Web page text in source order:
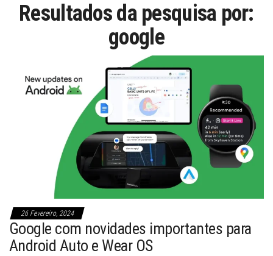
Resultados da pesquisa por:
google
26 Fevereiro, 2024
Google com novidades importantes para
Android Auto e Wear OS